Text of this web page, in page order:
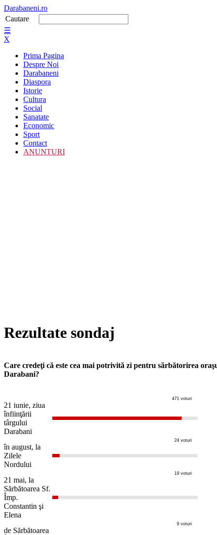
Darabaneni.ro
Cautare
☰
X
Prima Pagina
Despre Noi
Darabaneni
Diaspora
Istorie
Cultura
Social
Sanatate
Economic
Sport
Contact
ANUNTURI
Rezultate sondaj
Care credeţi că este cea mai potrivită zi pentru sărbătorirea
Darabani?
471 voturi
21 iunie, ziua
înfiinţării
târgului
Darabani
24 voturi
în august, la
Zilele
Nordului
19 voturi
21 mai, la
Sărbătoarea Sf.
Împ.
Constantin şi
Elena
9 voturi
de Sărbătoarea